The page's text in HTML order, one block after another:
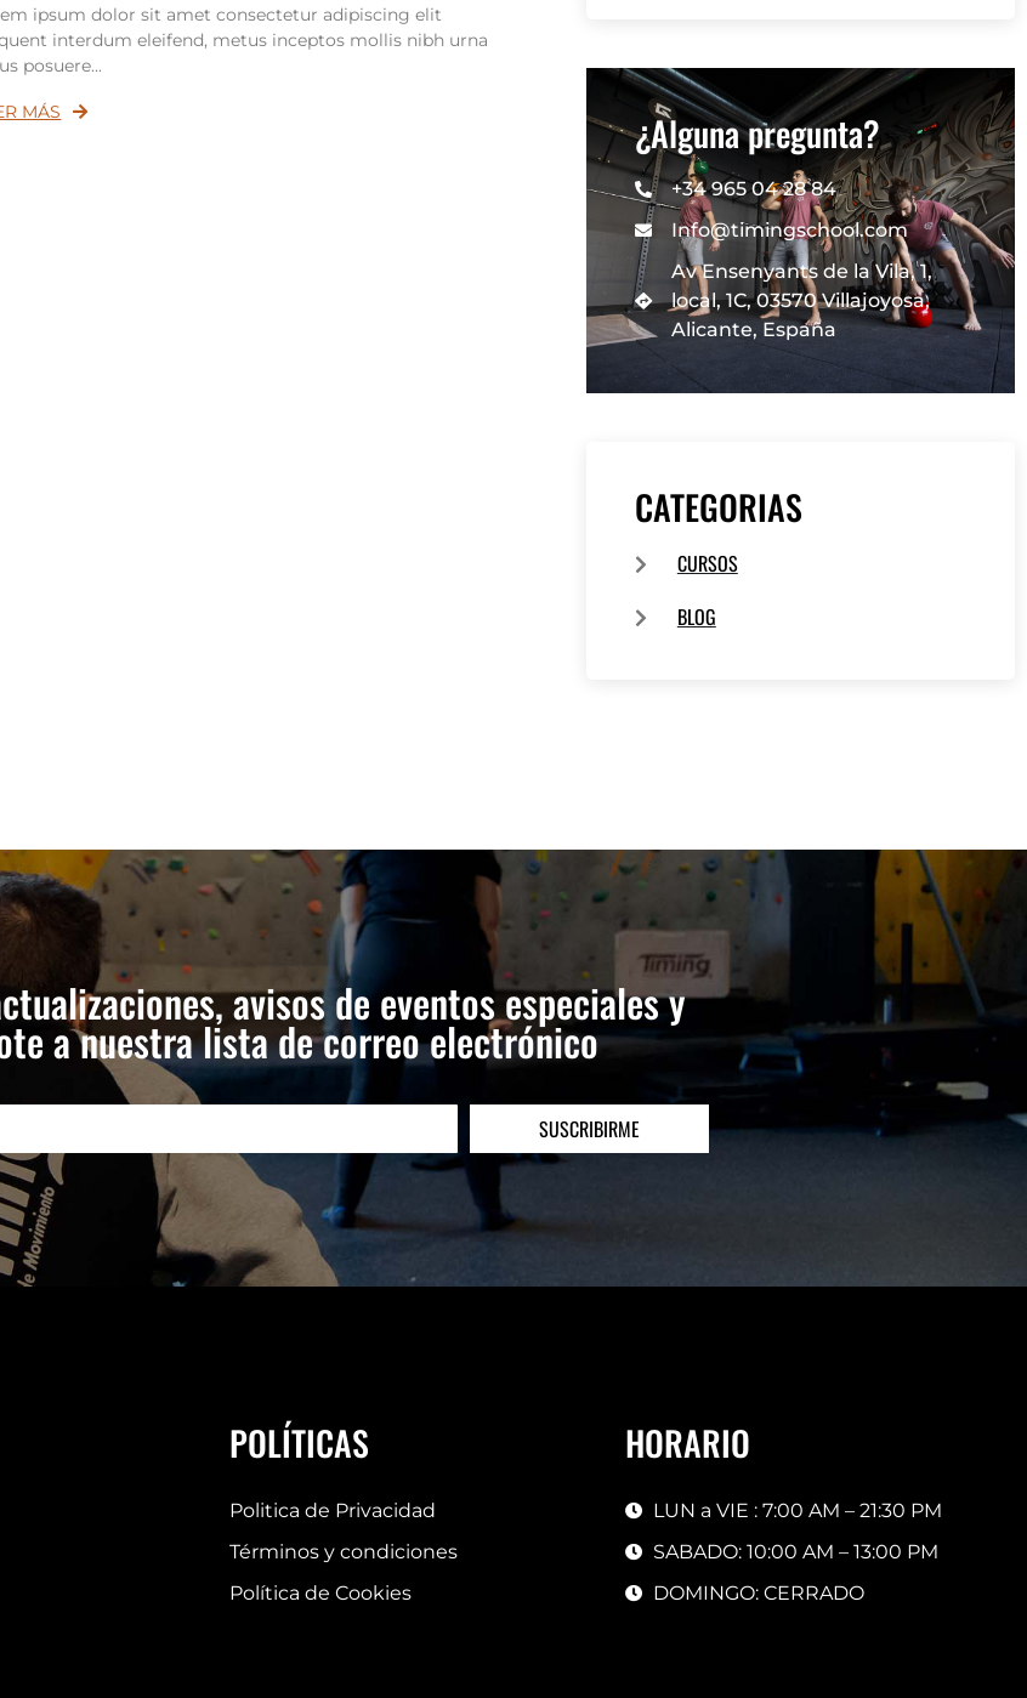
ipsum dolor sit amet consectetur adipiscing elit
interdum eleifend, metus inceptos mollis nibh urna
posuere...
MÁS ¿Alguna pregunta?
+34 965 04 28 84
Info@timingschool.com
Av Ensenyants de la Vila, 1,
local, 1C, 03570 Villajoyosa,
Alicante, España
CATEGORIAS
CURSOS
BLOG
avisos de eventos especiales y
a nuestra lista de correo electrónico
SUSCRIBIRME
POLÍTICAS
Politica de Privacidad
Términos y condiciones
Política de Cookies
HORARIO
LUN a VIE : 7:00 AM – 21:30 PM
SABADO: 10:00 AM – 13:00 PM
DOMINGO: CERRADO